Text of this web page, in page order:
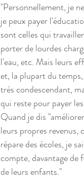
"Personnellement, je
je peux payer
sont celles qui
porter de lourdes
l'eau, etc. Mais leurs
et, la plupart du
très condescendant,
qui reste pour payer
Quand je dis
leurs propres
répare des écoles, je
compte, davantage de
de leurs enfants."